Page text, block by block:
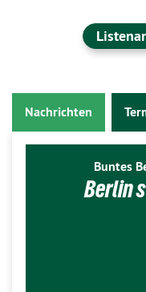
Nachrichten
Buntes
Berlin